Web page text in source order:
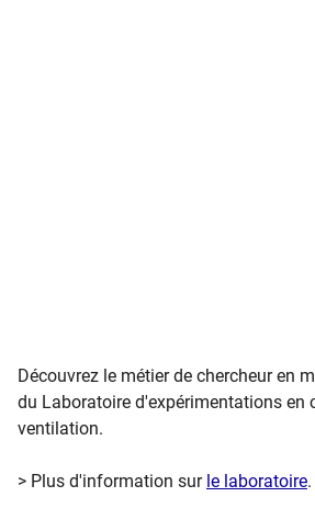
Découvrez le métier de chercheur en
du Laboratoire d'expérimentations en
ventilation.
> Plus d'information sur le laboratoire.